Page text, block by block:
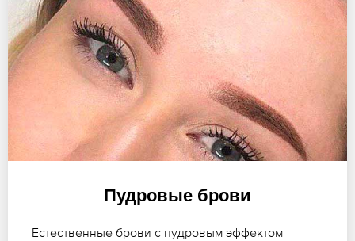
Пудровые брови
Естественные брови с пудровым эффектом